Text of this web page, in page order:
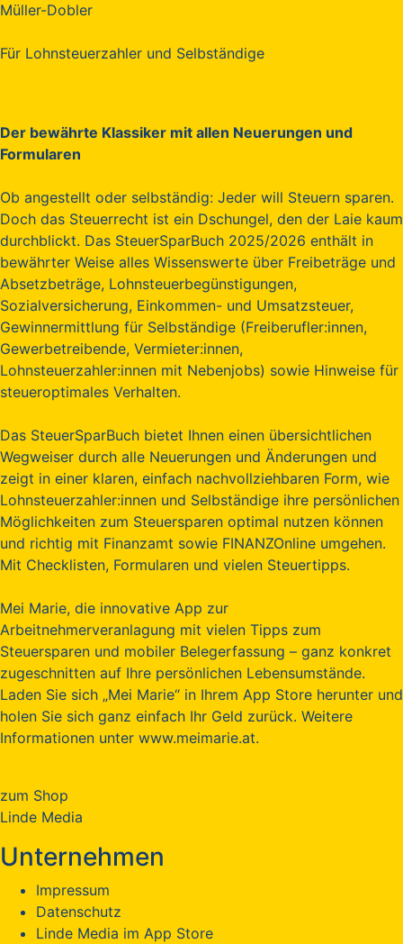
Müller-Dobler
Für Lohnsteuerzahler und Selbständige
Der bewährte Klassiker mit allen Neuerungen und
Formularen
Ob angestellt oder selbständig: Jeder will Steuern sparen.
Doch das Steuerrecht ist ein Dschungel, den der Laie kaum
durchblickt. Das SteuerSparBuch 2025/2026 enthält in
bewährter Weise alles Wissenswerte über Freibeträge und
Absetzbeträge, Lohnsteuerbegünstigungen,
Sozialversicherung, Einkommen- und Umsatzsteuer,
Gewinnermittlung für Selbständige (Freiberufler:innen,
Gewerbetreibende, Vermieter:innen,
Lohnsteuerzahler:innen mit Nebenjobs) sowie Hinweise für
steueroptimales Verhalten.
Das SteuerSparBuch bietet Ihnen einen übersichtlichen
Wegweiser durch alle Neuerungen und Änderungen und
zeigt in einer klaren, einfach nachvollziehbaren Form, wie
Lohnsteuerzahler:innen und Selbständige ihre persönlichen
Möglichkeiten zum Steuersparen optimal nutzen können
und richtig mit Finanzamt sowie FINANZOnline umgehen.
Mit Checklisten, Formularen und vielen Steuertipps.
Mei Marie, die innovative App zur
Arbeitnehmerveranlagung mit vielen Tipps zum
Steuersparen und mobiler Belegerfassung – ganz konkret
zugeschnitten auf Ihre persönlichen Lebensumstände.
Laden Sie sich „Mei Marie“ in Ihrem App Store herunter und
holen Sie sich ganz einfach Ihr Geld zurück. Weitere
Informationen unter www.meimarie.at.
zum Shop
Linde Media
Unternehmen
Impressum
Datenschutz
Linde Media im App Store